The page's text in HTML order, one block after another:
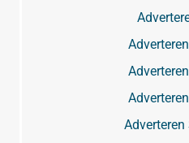
Adverteren